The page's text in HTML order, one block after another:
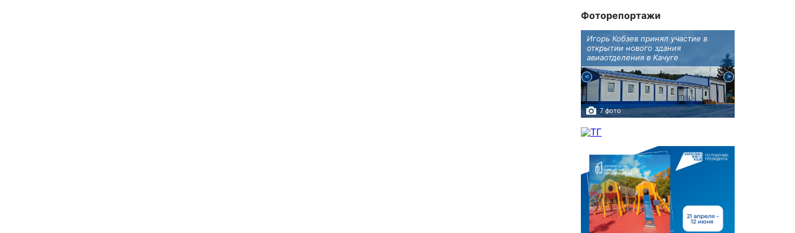
Фоторепортажи
Игорь Кобзев принял участие в
открытии нового здания
авиаотделения в Качуге
7 фото